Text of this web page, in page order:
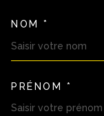
NOM *
PRÉNOM *